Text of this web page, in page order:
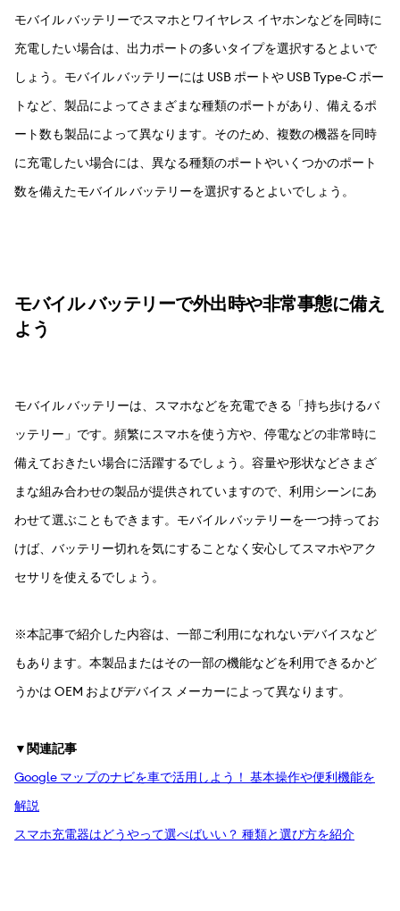
モバイル バッテリーでスマホとワイヤレス イヤホンなどを同時に
充電したい場合は、出力ポートの多いタイプを選択するとよいで
しょう。モバイル バッテリーには USB ポートや USB Type-C ポー
トなど、製品によってさまざまな種類のポートがあり、備えるポ
ート数も製品によって異なります。そのため、複数の機器を同時
に充電したい場合には、異なる種類のポートやいくつかのポート
数を備えたモバイル バッテリーを選択するとよいでしょう。
モバイル バッテリーで外出時や非常事態に備え
よう
モバイル バッテリーは、スマホなどを充電できる「持ち歩けるバ
ッテリー」です。頻繁にスマホを使う方や、停電などの非常時に
備えておきたい場合に活躍するでしょう。容量や形状などさまざ
まな組み合わせの製品が提供されていますので、利用シーンにあ
わせて選ぶこともできます。モバイル バッテリーを一つ持ってお
けば、バッテリー切れを気にすることなく安心してスマホやアク
セサリを使えるでしょう。
※本記事で紹介した内容は、一部ご利用になれないデバイスなど
もあります。本製品またはその一部の機能などを利用できるかど
うかは OEM およびデバイス メーカーによって異なります。
▼関連記事
Google マップのナビを車で活用しよう！ 基本操作や便利機能を
解説
スマホ充電器はどうやって選べばいい？ 種類と選び方を紹介